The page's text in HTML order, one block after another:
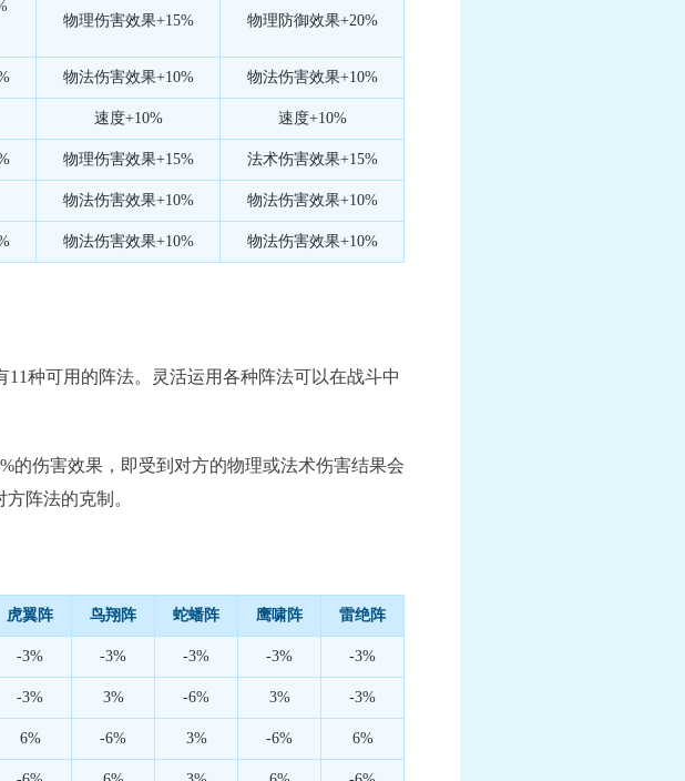
物理伤害效果+15% 物理防御效果+20%
物法伤害效果+10% 物法伤害效果+10%
速度+10% 速度+10%
物理伤害效果+15% 法术伤害效果+15%
物法伤害效果+10% 物法伤害效果+10%
物法伤害效果+10% 物法伤害效果+10%
种可用的阵法。灵活运用各种阵法可以在战斗中
伤害效果，即受到对方的物理或法术伤害结果会
阵法的克制。
虎翼阵 鸟翔阵 蛇蟠阵 鹰啸阵 雷绝阵
-3% -3% -3% -3% -3%
-3% 3% -6% 3% -3%
6% -6% 3% -6% 6%